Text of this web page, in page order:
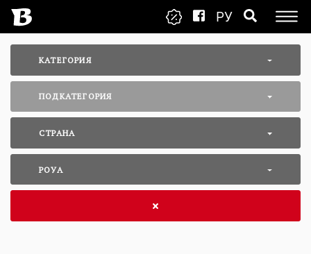
РУ
КАТЕГОРИЯ
ПОДКАТЕГОРИЯ
СТРАНА
РОУА